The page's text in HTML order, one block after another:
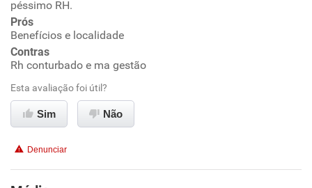
Ambiente de trabalho
Conciliação com a vida familiar
Benefícios
Não recomenda a diretoria
péssimo RH.
Prós
Benefícios e localidade
Contras
Rh conturbado e ma gestão
Esta avaliação foi útil?
Sim Não
Denunciar